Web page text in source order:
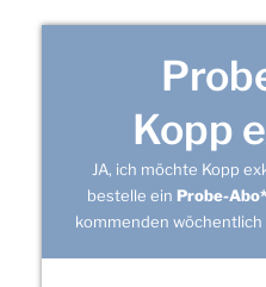
Kopp
JA, ich möchte Kopp
bestelle ein Probe-Abo*
kommenden